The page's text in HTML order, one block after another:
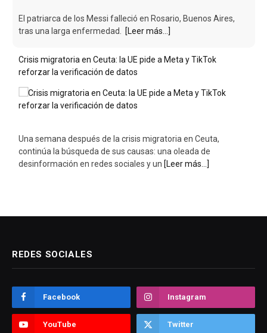
El patriarca de los Messi falleció en Rosario, Buenos Aires,
tras una larga enfermedad.
[Leer más...]
Crisis migratoria en Ceuta: la UE pide a Meta y TikTok
reforzar la verificación de datos
Una semana después de la crisis migratoria en Ceuta,
continúa la búsqueda de sus causas: una oleada de
desinformación en redes sociales y un [Leer más...]
REDES SOCIALES
Facebook Instagram
YouTube Twitter